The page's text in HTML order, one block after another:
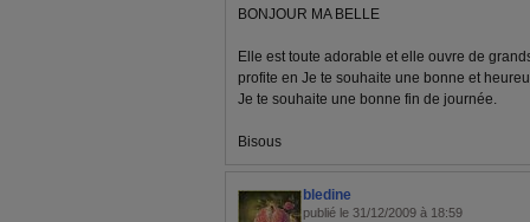
BONJOUR MA BELLE
Elle est toute adorable et elle ouvre de
profite en Je te souhaite une bonne et
Je te souhaite une bonne fin de journée.
Bisous
bledine
publié le 31/12/2009 à 18:59